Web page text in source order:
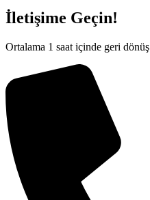
İletişime Geçin!
Ortalama 1 saat içinde geri dönüş